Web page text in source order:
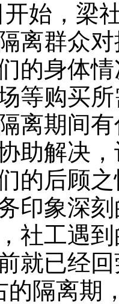
开始，梁
离群众
的身体
等购买
离期间
助解决
的后顾
印象深
社工遇
就已经
的隔离期